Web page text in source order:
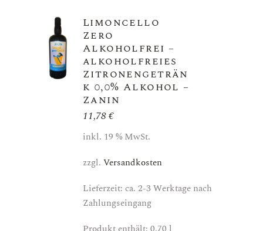
Limoncello
Zero
Alkoholfrei –
alkoholfreies
Zitronengeträn
k 0,0% Alkohol –
Zanin
11,78€
inkl. 19 % MwSt.
zzgl. Versandkosten
Lieferzeit: ca. 2-3 Werktage nach
Zahlungseingang